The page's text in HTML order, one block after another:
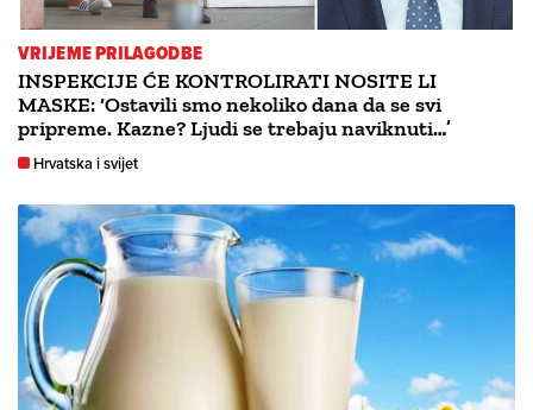
VRIJEME PRILAGODBE
INSPEKCIJE ĆE KONTROLIRATI NOSITE LI
MASKE: ‘Ostavili smo nekoliko dana da se svi
pripreme. Kazne? Ljudi se trebaju naviknuti…’
Hrvatska i svijet